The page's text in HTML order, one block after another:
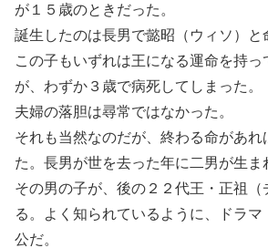
が１５歳のときだった。
誕生したのは長男で懿昭（ウィソ）と
この子もいずれは王になる運命を持
が、わずか３歳で病死してしまった。
夫婦の落胆は尋常ではなかった。
それも当然なのだが、終わる命があれ
た。長男が世を去った年に二男が生ま
その男の子が、後の２２代王・正祖（
る。よく知られているように、ドラマ
公だ。